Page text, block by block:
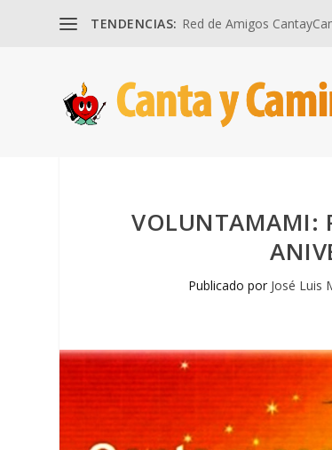
TENDENCIAS: Red de Amigos
VOLUNTAMAMI:
Publicado por José Luis